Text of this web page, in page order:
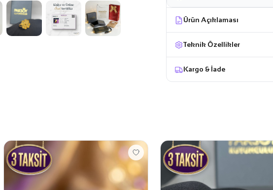
Ürün Açıklaması
Teknik Özellikler
Kargo & İade